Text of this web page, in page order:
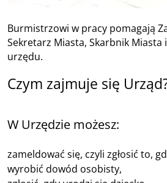
Burmistrzowi w pracy pomagają
Sekretarz Miasta, Skarbnik
urzędu.
Czym zajmuje się
W Urzędzie możesz:
zameldować się, czyli zgłosić to,
wyrobić dowód osobisty,